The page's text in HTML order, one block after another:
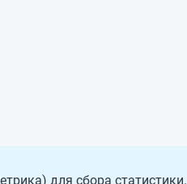
для сбора статистики.